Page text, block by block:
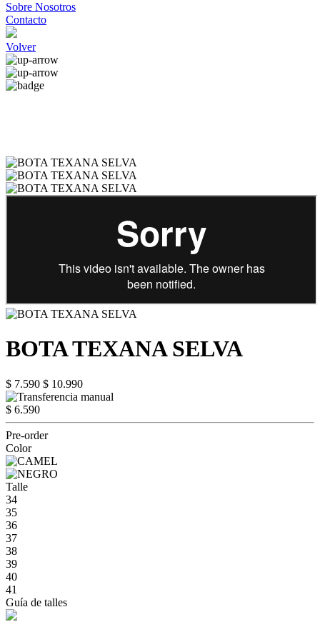
Sobre Nosotros
Contacto
Volver
BOTA TEXANA SELVA
$ 7.590 $ 10.990
$ 6.590
Pre-order
Color
Talle
34
35
36
37
38
39
40
41
Guía de talles